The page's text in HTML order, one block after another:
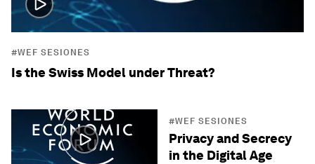
#WEF SESIONES
Is the Swiss Model under Threat?
#WEF SESIONES
Privacy and Secrecy
in the Digital Age